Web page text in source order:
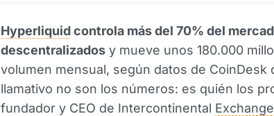
Hyperliquidcontrola más del 70% del
descentralizados y mueve unos 180.000
volumen mensual, según datos de CoinDesk
llamativo no son los números: es quién los
fundador y CEO de Intercontinental Exchange